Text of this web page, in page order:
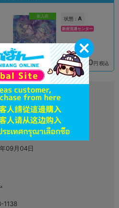
込
新入荷 状態 : A
新座流通センター
在庫あり 690円 税込
音楽
09月04日
1138